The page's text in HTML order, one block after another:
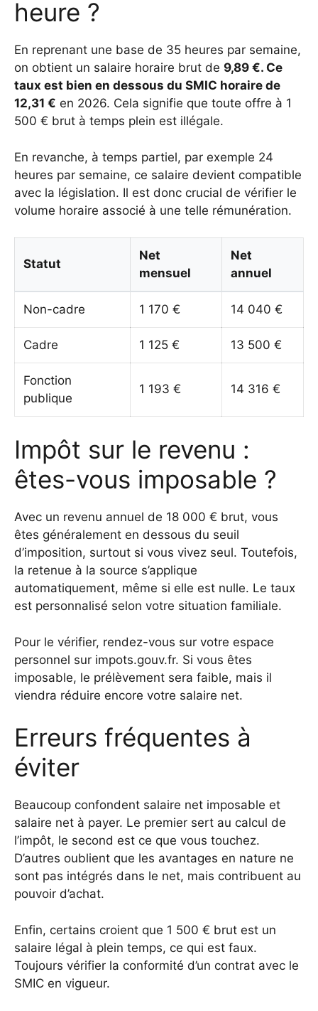
heure ?
En reprenant une base de 35 heures par semaine,
on obtient un salaire horaire brut de 9,89 €. Ce
taux est bien en dessous du SMIC horaire de
12,31 € en 2026. Cela signifie que toute offre à 1
500 € brut à temps plein est illégale.
En revanche, à temps partiel, par exemple 24
heures par semaine, ce salaire devient compatible
avec la législation. Il est donc crucial de vérifier le
volume horaire associé à une telle rémunération.
Statut
Net
mensuel
Net
annuel
Non-cadre 1 170 € 14 040 €
Cadre 1 125 € 13 500 €
Fonction
publique
1 193 € 14 316 €
Impôt sur le revenu :
êtes-vous imposable ?
Avec un revenu annuel de 18 000 € brut, vous
êtes généralement en dessous du seuil
d’imposition, surtout si vous vivez seul. Toutefois,
la retenue à la source s’applique
automatiquement, même si elle est nulle. Le taux
est personnalisé selon votre situation familiale.
Pour le vérifier, rendez-vous sur votre espace
personnel sur impots.gouv.fr. Si vous êtes
imposable, le prélèvement sera faible, mais il
viendra réduire encore votre salaire net.
Erreurs fréquentes à
éviter
Beaucoup confondent salaire net imposable et
salaire net à payer. Le premier sert au calcul de
l’impôt, le second est ce que vous touchez.
D’autres oublient que les avantages en nature ne
sont pas intégrés dans le net, mais contribuent au
pouvoir d’achat.
Enfin, certains croient que 1 500 € brut est un
salaire légal à plein temps, ce qui est faux.
Toujours vérifier la conformité d’un contrat avec le
SMIC en vigueur.